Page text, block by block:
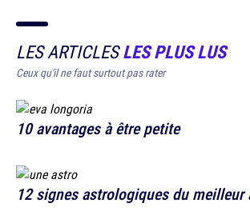
LES ARTICLESLES PLUS LUS
Ceux qu'il ne faut surtout pas rater
10 avantages à être petite
12 signes astrologiques du meilleur